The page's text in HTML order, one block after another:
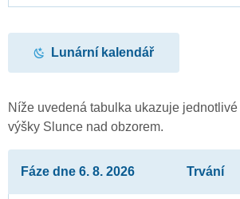
Lunární kalendář
Níže uvedená tabulka ukazuje jednotlivé
výšky Slunce nad obzorem.
Fáze dne 6. 8. 2026 Trvání